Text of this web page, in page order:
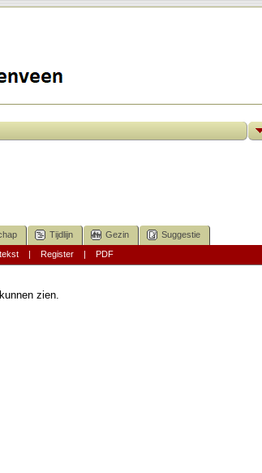
Tijdlijn Gezin Suggestie
| Register| PDF
zien.